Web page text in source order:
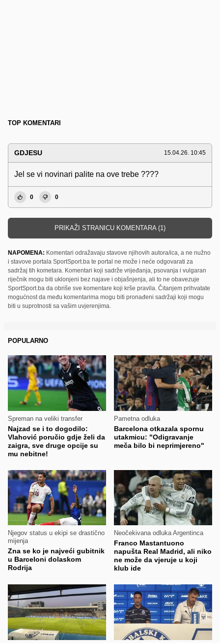
TOP KOMENTARI
GDJESU 15.04.26. 10:45
Jel se vi novinari palite na ove trebe ????
0 0
PRIKAŽI STRANICU KOMENTARA (1)
NAPOMENA: Komentari odražavaju stavove njihovih autora/ica, a ne nužno
i stavove portala SportSport.ba te portal ne može i neće odgovarati za
sadržaj tih kometara. Komentari koji sadrže vrijeđanja, psovanja i vulgaran
riječnik mogu biti uklonjeni bez najave i objašnjenja, ali to ne obavezuje
SportSport.ba da obriše sve komentare koji krše pravila. Čitanjem prihvatate
mogućnost da među komentarima mogu biti pronađeni sadržaji koji mogu
biti u suprotnosti sa vašim uvjerenjima.
POPULARNO
Spreman na veliki transfer
Najzad se i to dogodilo:
Vlahović poručio gdje želi da
zaigra, sve druge opcije su
mu nebitne!
Pametna odluka
Barcelona otkazala spornu
utakmicu: "Odigravanje
meča bilo bi neprimjereno"
Njegov status u ekipi se drastično
mijenja
Zna se ko je najveći gubitnik
u Barceloni dolaskom
Rodrija
Neočekivana odluka Argentinca
Franco Mastantuono
napušta Real Madrid, ali niko
ne može da vjeruje u koji
klub ide